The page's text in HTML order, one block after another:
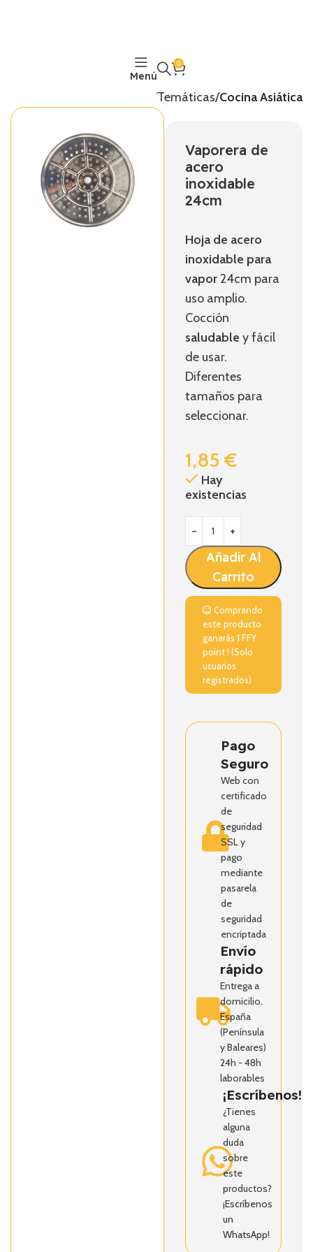
Menú
0
Temáticas Cocina Asiática
Vaporera de
acero
inoxidable
24cm
Hoja de acero
inoxidable para
vapor24cm para
uso amplio.
Cocción
saludable y fácil
de usar.
Diferentes
tamaños para
seleccionar.
1,85€
Hay
existencias
Añadir Al
Carrito
Comprando
este producto
ganarás1FFY
point ! (Solo
usuarios
registrados)
Pago
Seguro
Web con
certificado
de
seguridad
SSL y
pago
mediante
pasarela
de
seguridad
encriptada
Envío
rápido
Entrega a
domicilio.
España
(Península
y Baleares)
24h - 48h
laborables
¡Escríbenos!
¿Tienes
alguna
duda
sobre
este
productos?
¡Escríbenos
un
WhatsApp!